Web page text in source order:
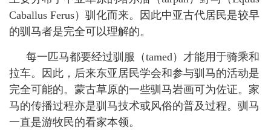
Caballus Ferus）驯化而来。因此中亚古代居民是较早
的驯马者是完全可以理解的。
每一匹马都要经过驯服（tamed ）才能用于骑乘和
拉车。因此，后来东亚居民学会和参与驯马的活动是
完全可能的。蒙古草原的一些驯马岩画可为佐证。家
马的传播过程亦是驯马技术或风俗的普及过程。驯马
一直是游牧民的看家本领。